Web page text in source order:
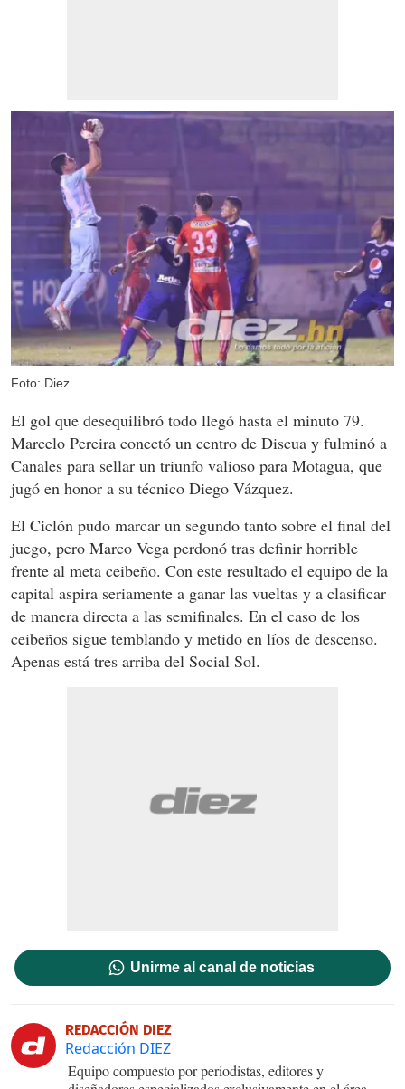
Foto: Diez
El gol que desequilibró todo llegó hasta el minuto 79.
Marcelo Pereira conectó un centro de Discua y fulminó a
Canales para sellar un triunfo valioso para Motagua, que
jugó en honor a su técnico Diego Vázquez.
El Ciclón pudo marcar un segundo tanto sobre el final del
juego, pero Marco Vega perdonó tras definir horrible
frente al meta ceibeño. Con este resultado el equipo de la
capital aspira seriamente a ganar las vueltas y a clasificar
de manera directa a las semifinales. En el caso de los
ceibeños sigue temblando y metido en líos de descenso.
Apenas está tres arriba del Social Sol.
Unirme al canal de noticias
REDACCIÓN DIEZ
Redacción DIEZ
Equipo compuesto por periodistas, editores y